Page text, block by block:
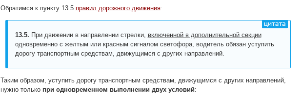
Обратимся к пункту 13.5 правил дорожного движения:
13.5. При движении в направлении стрелки, включенной в дополнительной секции
одновременно с желтым или красным сигналом светофора, водитель обязан уступить
дорогу транспортным средствам, движущимся с других направлений.
Таким образом, уступить дорогу транспортным средствам, движущимся с других направлений,
нужно только при одновременном выполнении двух условий: